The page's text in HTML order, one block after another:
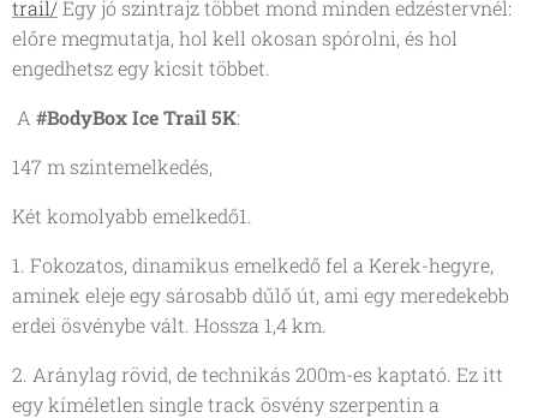
trail/Egy jó szintrajz többet mond minden edzéstervnél:
előre megmutatja, hol kell okosan spórolni, és hol
engedhetsz egy kicsit többet.
A #BodyBox Ice Trail 5K:
147 m szintemelkedés,
Két komolyabb emelkedő1.
1. Fokozatos, dinamikus emelkedő fel a Kerek-hegyre,
aminek eleje egy sárosabb dűlő út, ami egy meredekebb
erdei ösvénybe vált. Hossza 1,4 km.
2. Aránylag rövid, de technikás 200m-es kaptató. Ez itt
egy kíméletlen single track ösvény szerpentin a